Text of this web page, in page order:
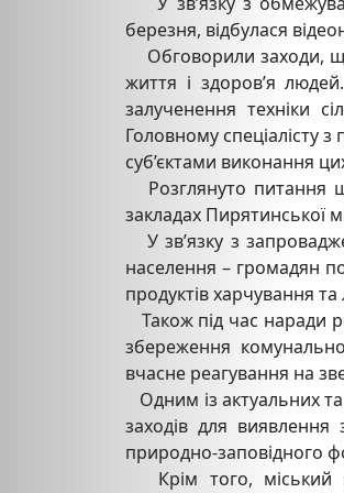
березня, відбулася
Обговорили заходи,
життя і здоров’я
залученення техніки
Головному спеціалісту
суб’єктами виконання
Розглянуто питання
закладах Пирятинської
У зв’язку з
населення – громадян
продуктів харчування
Також під час наради
збереження
вчасне реагування на
Одним із актуальних
заходів для
природно-заповідного
Крім того, міський